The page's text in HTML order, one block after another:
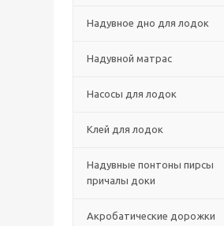
Надувное дно для лодок
Надувной матрас
Насосы для лодок
Клей для лодок
Надувные понтоны пирсы
причалы доки
Акробатические дорожки